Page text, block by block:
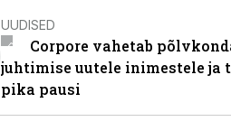
UUDISED
Corpore vahetab
juhtimise uutele inimestele ja
pika pausi